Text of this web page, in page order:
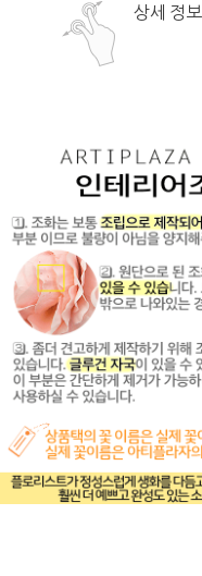
상세 정